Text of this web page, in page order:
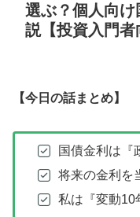
選ぶ？個人向
説【投資入門者
【今日の話まとめ】
国債金利は『
将来の金利を
私は『変動10